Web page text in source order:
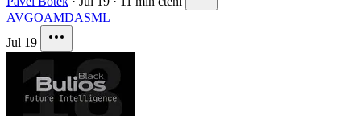
AVGOAMDASML
Jul 19